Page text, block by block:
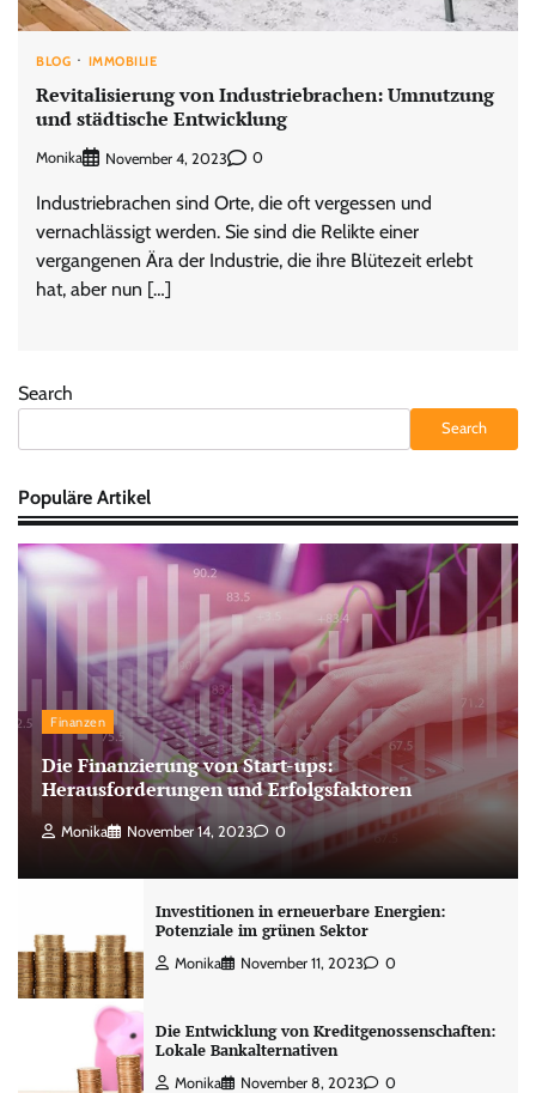
BLOG IMMOBILIE
Revitalisierung von Industriebrachen: Umnutzung
und städtische Entwicklung
Monika November 4, 2023 0
Industriebrachen sind Orte, die oft vergessen und
vernachlässigt werden. Sie sind die Relikte einer
vergangenen Ära der Industrie, die ihre Blütezeit erlebt
hat, aber nun […]
Search
Search
Populäre Artikel
Finanzen
Die Finanzierung von Start-ups:
Herausforderungen und Erfolgsfaktoren
Monika November 14, 2023 0
Investitionen in erneuerbare Energien:
Potenziale im grünen Sektor
Monika November 11, 2023 0
Die Entwicklung von Kreditgenossenschaften:
Lokale Bankalternativen
Monika November 8, 2023 0